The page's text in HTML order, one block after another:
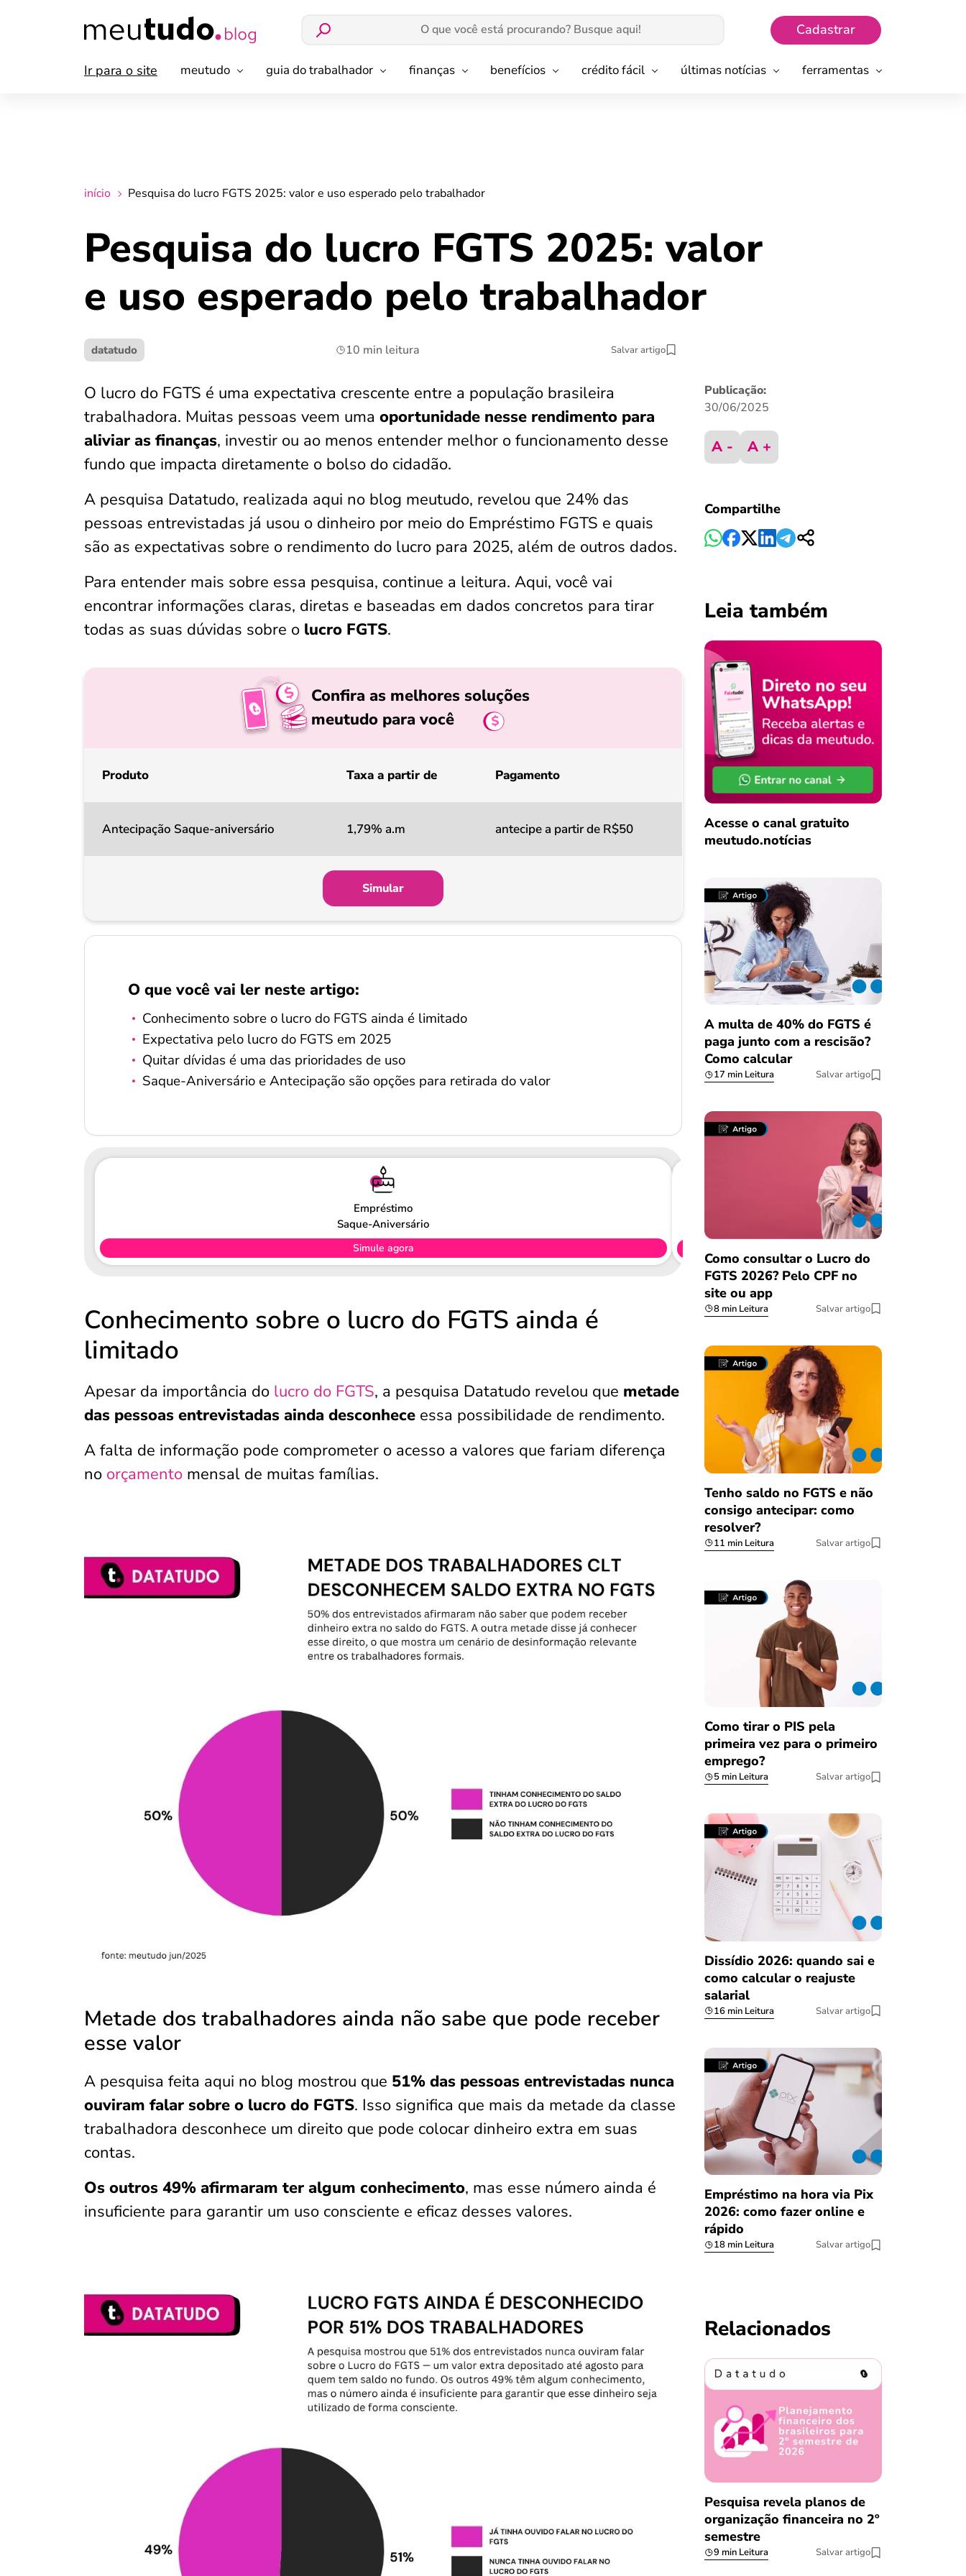
Cadastrar
Ir para o site meutudo guia do trabalhador finanças benefícios crédito fácil últimas notícias ferramentas
início Pesquisa do lucro FGTS 2025: valor e uso esperado pelo trabalhador
Pesquisa do lucro FGTS 2025: valor
e uso esperado pelo trabalhador
datatudo 10 min leitura Salvar artigo
O lucro do FGTS é uma expectativa crescente entre a população brasileira
trabalhadora. Muitas pessoas veem uma oportunidade nesse rendimento para
aliviar as finanças, investir ou ao menos entender melhor o funcionamento desse
fundo que impacta diretamente o bolso do cidadão.
A pesquisa Datatudo, realizada aqui no blog meutudo, revelou que 24% das
pessoas entrevistadas já usou o dinheiro por meio do Empréstimo FGTS e quais
são as expectativas sobre o rendimento do lucro para 2025, além de outros dados.
Para entender mais sobre essa pesquisa, continue a leitura. Aqui, você vai
encontrar informações claras, diretas e baseadas em dados concretos para tirar
todas as suas dúvidas sobre o lucro FGTS.
Confira as melhores soluções
meutudo para você
Produto Taxa a partir de Pagamento
Antecipação Saque-aniversário 1,79% a.m antecipe a partir de R$50
Simular
O que você vai ler neste artigo:
Conhecimento sobre o lucro do FGTS ainda é limitado
Expectativa pelo lucro do FGTS em 2025
Quitar dívidas é uma das prioridades de uso
Saque-Aniversário e Antecipação são opções para retirada do valor
Empréstimo
Saque-Aniversário
Simule agora
Conhecimento sobre o lucro do FGTS ainda é
limitado
Apesar da importância do lucro do FGTS, a pesquisa Datatudo revelou que metade
das pessoas entrevistadas ainda desconhece essa possibilidade de rendimento.
A falta de informação pode comprometer o acesso a valores que fariam diferença
no orçamento mensal de muitas famílias.
Metade dos trabalhadores ainda não sabe que pode receber
esse valor
A pesquisa feita aqui no blog mostrou que 51% das pessoas entrevistadas nunca
ouviram falar sobre o lucro do FGTS. Isso significa que mais da metade da classe
trabalhadora desconhece um direito que pode colocar dinheiro extra em suas
contas.
Os outros 49% afirmaram ter algum conhecimento, mas esse número ainda é
insuficiente para garantir um uso consciente e eficaz desses valores.
Publicação:
30/06/2025
A - A +
Compartilhe
Leia também
Acesse o canal gratuito
meutudo.notícias
A multa de 40% do FGTS é
paga junto com a rescisão?
Como calcular
17 min Leitura Salvar artigo
Como consultar o Lucro do
FGTS 2026? Pelo CPF no
site ou app
8 min Leitura Salvar artigo
Tenho saldo no FGTS e não
consigo antecipar: como
resolver?
11 min Leitura Salvar artigo
Como tirar o PIS pela
primeira vez para o primeiro
emprego?
5 min Leitura Salvar artigo
Dissídio 2026: quando sai e
como calcular o reajuste
salarial
16 min Leitura Salvar artigo
Empréstimo na hora via Pix
2026: como fazer online e
rápido
18 min Leitura Salvar artigo
Relacionados
Pesquisa revela planos de
organização financeira no 2º
semestre
9 min Leitura Salvar artigo